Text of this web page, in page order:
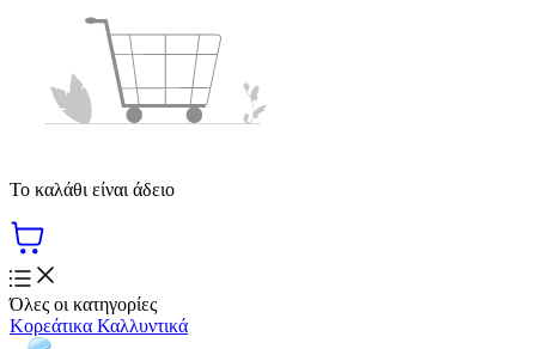
Το καλάθι είναι άδειο
Όλες οι κατηγορίες
Κορεάτικα Καλλυντικά